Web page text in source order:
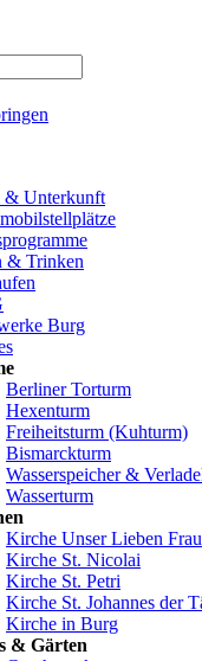
& Unterkunft
& Trinken
Burg
Berliner Torturm
Hexenturm
Freiheitsturm (Kuhturm)
Bismarckturm
Wasserspeicher &
Wasserturm
Kirche Unser Lieben
Kirche St. Nicolai
Kirche St. Petri
Kirche St. Johannes der
Kirche in Burg
& Gärten